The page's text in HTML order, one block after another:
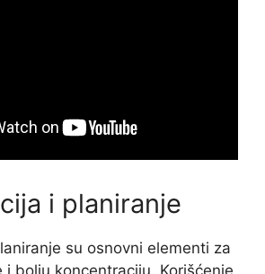
i planiranje
su osnovni elementi za